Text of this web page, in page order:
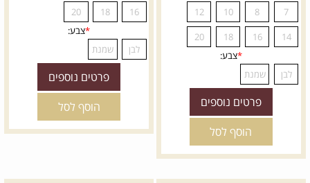
פרטים נוספים
הוסף לסל
פרטים נוספים
הוסף לסל